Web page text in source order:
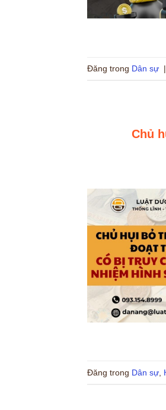
Đăng trong Dân sự |
Chủ
Đăng trong Dân sự